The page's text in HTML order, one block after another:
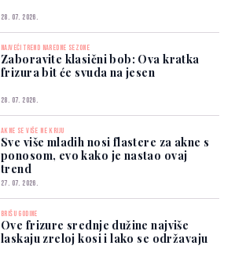
28. 07. 2026.
NAJVEĆI TREND NAREDNE SEZONE
Zaboravite klasični bob: Ova kratka
frizura bit će svuda na jesen
28. 07. 2026.
AKNE SE VIŠE NE KRIJU
Sve više mladih nosi flastere za akne s
ponosom, evo kako je nastao ovaj
trend
27. 07. 2026.
BRIŠU GODINE
Ove frizure srednje dužine najviše
laskaju zreloj kosi i lako se održavaju